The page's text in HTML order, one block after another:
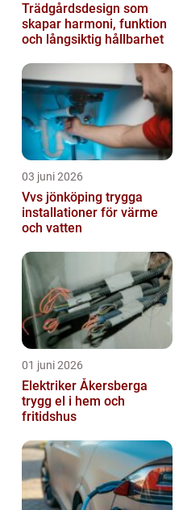
Trädgårdsdesign som
skapar harmoni, funktion
och långsiktig hållbarhet
03 juni 2026
Vvs jönköping trygga
installationer för värme
och vatten
01 juni 2026
Elektriker Åkersberga
trygg el i hem och
fritidshus